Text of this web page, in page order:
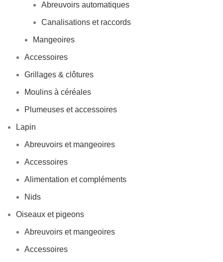
Abreuvoirs automatiques
Canalisations et raccords
Mangeoires
Accessoires
Grillages & clôtures
Moulins à céréales
Plumeuses et accessoires
Lapin
Abreuvoirs et mangeoires
Accessoires
Alimentation et compléments
Nids
Oiseaux et pigeons
Abreuvoirs et mangeoires
Accessoires